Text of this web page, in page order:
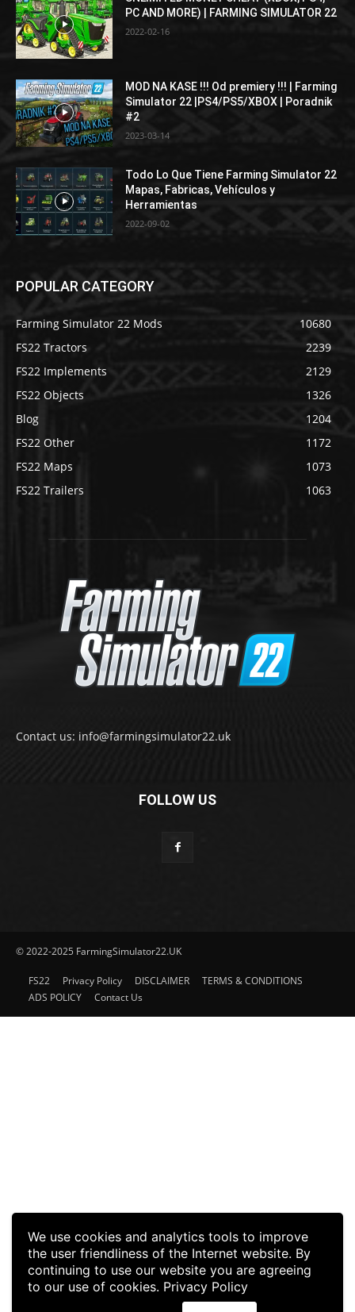
We use cookies and analytics tools to improve
the user friendliness of the Internet website. By
continuing to use our website you are agreeing
to our use of cookies. Privacy Policy
PC AND MORE) | FARMING SIMULATOR 22
2022-02-16
MOD NA KASE !!! Od premiery !!! | Farming
Simulator 22 |PS4/PS5/XBOX | Poradnik
#2
2023-03-14
Todo Lo Que Tiene Farming Simulator 22
Mapas, Fabricas, Vehículos y
Herramientas
2022-09-02
POPULAR CATEGORY
Farming Simulator 22 Mods
10680
FS22 Tractors
2239
FS22 Implements
2129
FS22 Objects
1326
Blog
1204
FS22 Other
1172
FS22 Maps
1073
FS22 Trailers
1063
Contact us: info@farmingsimulator22.uk
FOLLOW US
© 2022-2025 FarmingSimulator22.UK
FS22 Privacy Policy DISCLAIMER
TERMS & CONDITIONS
ADS POLICY
Contact Us